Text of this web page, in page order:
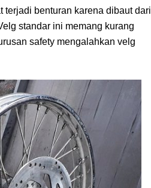
benturan karena dibaut dari
standar ini memang kurang
safety mengalahkan velg